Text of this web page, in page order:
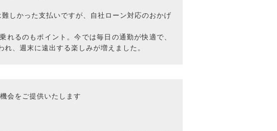
しかった支払いですが、自社ローン対応のおかげ
れるのもポイント。今では毎日の通勤が快適で、
、週末に遠出する楽しみが増えました。
会をご提供いたします